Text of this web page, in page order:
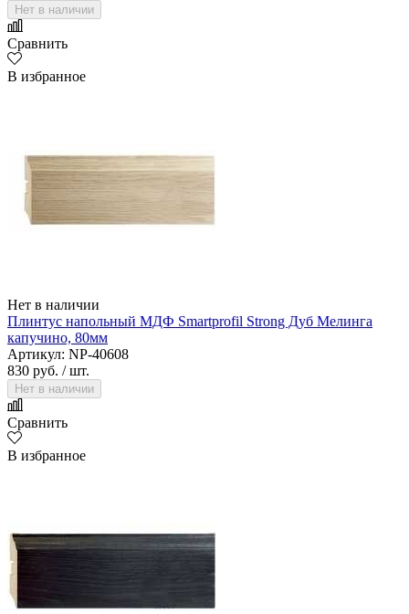
Нет в наличии
Сравнить
В избранное
Нет в наличии
Плинтус напольный МДФ Smartprofil Strong Дуб Мелинга
капучино, 80мм
Артикул: NP-40608
830 руб. / шт.
Нет в наличии
Сравнить
В избранное